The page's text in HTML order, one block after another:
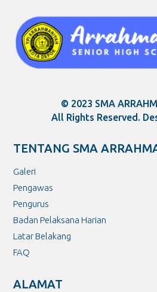
© 2023 SMA
All Rights Reserved.
TENTANG SMA
Galeri
Pengawas
Pengurus
Badan Pelaksana Harian
Latar Belakang
FAQ
ALAMAT